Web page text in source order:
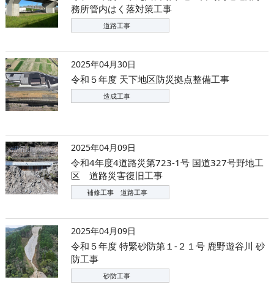
務所管内はく落対策工事
道路工事
2025年04月30日
令和５年度 天下地区防災拠点整備工事
造成工事
2025年04月09日
令和4年度4道路災第723-1号 国道327号野地工
区 道路災害復旧工事
補修工事 道路工事
2025年04月09日
令和５年度 特緊砂防第１-２１号 鹿野遊谷川 砂
防工事
砂防工事